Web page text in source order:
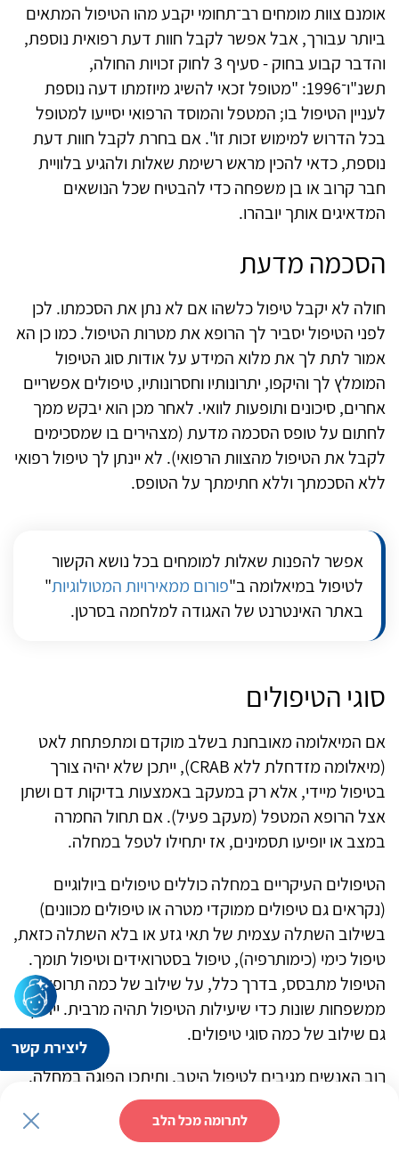
אומנם צוות מומחים רב־תחומי יקבע מהו הטיפול המתאים
ביותר עבורך, אבל אפשר לקבל חוות דעת רפואית נוספת,
והדבר קבוע בחוק - סעיף 3 לחוק זכויות החולה,
תשנ"ו־1996: "מטופל זכאי להשיג מיוזמתו דעה נוספת
לעניין הטיפול בו; המטפל והמוסד הרפואי יסייעו למטופל
בכל הדרוש למימוש זכות זו". אם בחרת לקבל חוות דעת
נוספת, כדאי להכין מראש רשימת שאלות ולהגיע בלוויית
חבר קרוב או בן משפחה כדי להבטיח שכל הנושאים
המדאיגים אותך יובהרו.
הסכמה מדעת
חולה לא יקבל טיפול כלשהו אם לא נתן את הסכמתו. לכן
לפני הטיפול יסביר לך הרופא את מטרות הטיפול. כמו כן הא
אמור לתת לך את מלוא המידע על אודות סוג הטיפול
המומלץ לך והיקפו, יתרונותיו וחסרונותיו, טיפולים אפשריים
אחרים, סיכונים ותופעות לוואי. לאחר מכן הוא יבקש ממך
לחתום על טופס הסכמה מדעת (מצהירים בו שמסכימים
לקבל את הטיפול מהצוות הרפואי). לא יינתן לך טיפול רפואי
ללא הסכמתך וללא חתימתך על הטופס.
אפשר להפנות שאלות למומחים בכל נושא הקשור
לטיפול במיאלומה ב"פורום ממאירויות המטולוגיות"
באתר האינטרנט של האגודה למלחמה בסרטן.
סוגי הטיפולים
אם המיאלומה מאובחנת בשלב מוקדם ומתפתחת לאט
(מיאלומה מזדחלת ללא CRAB), ייתכן שלא יהיה צורך
בטיפול מיידי, אלא רק במעקב באמצעות בדיקות דם ושתן
אצל הרופא המטפל (מעקב פעיל). אם תחול החמרה
במצב או יופיעו תסמינים, אז יתחילו לטפל במחלה.
הטיפולים העיקריים במחלה כוללים טיפולים ביולוגיים
(נקראים גם טיפולים ממוקדי מטרה או טיפולים מכוונים)
בשילוב השתלה עצמית של תאי גזע או בלא השתלה כזאת,
טיפול כימי (כימותרפיה), טיפול בסטרואידים וטיפול תומך.
הטיפול מתבסס, בדרך כלל, על שילוב של כמה תרופות
ממשפחות שונות כדי שיעילות הטיפול תהיה מרבית. ייתכן
גם שילוב של כמה סוגי טיפולים.
רוב האנשים מגיבים לטיפול היטב, ותיתכן הפוגה במחלה.
עם זאת היא עלולה לחזור, לפיכך יציע הרופא טיפולים
לתרומה מכל הלב
ליצירת קשר